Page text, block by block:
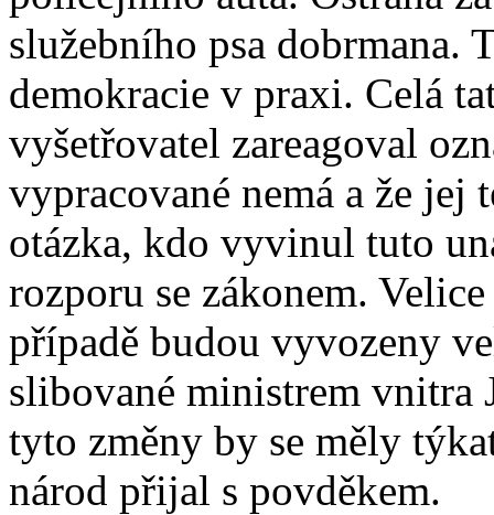
služebního psa dobrmana.
demokracie v praxi. Celá
vyšetřovatel zareagoval
vypracované nemá a že jej
otázka, kdo vyvinul tuto
rozporu se zákonem.
případě budou vyvozeny
slibované ministrem vnitra
tyto změny by se měly
národ přijal s povděkem.